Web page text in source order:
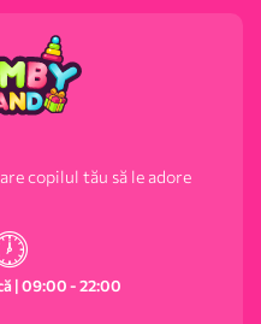
copilul tău să le adore
| 09:00 - 22:00